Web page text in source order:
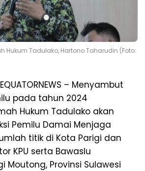
Hukum Tadulako, Hartono Taharudin (Foto:
– Menyambut
pada tahun 2024
Hukum Tadulako akan
Pemilu Damai Menjaga
titik di Kota Parigi dan
KPU serta Bawaslu
Moutong, Provinsi Sulawesi